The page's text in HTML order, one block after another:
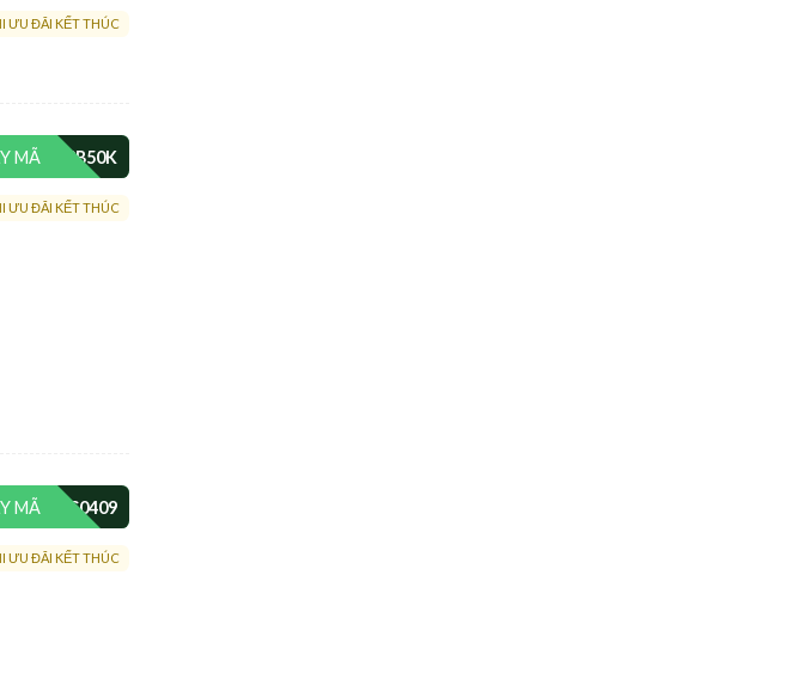
ƯU ĐÃI KẾT THÚC
MÃ
ƯU ĐÃI KẾT THÚC
MÃ
ƯU ĐÃI KẾT THÚC